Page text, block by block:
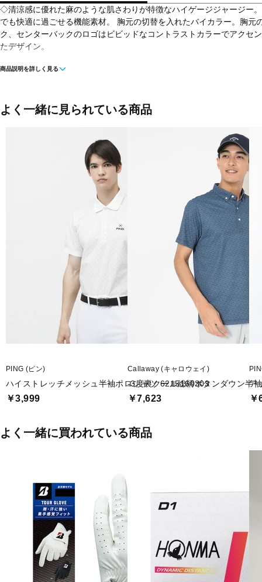
◇清涼感に優れた麻のような肌さわりが特徴なハイゲージジャージー
でも快適に過ごせる機能素材。 胸元の切替を入れたバイカラー。胸元
ク、センターバックのロゴはビビッドなコントラストカラーでアクセ
たデザイン。
■カラー(メーカー表記)：
■メーカー型番：0388966477, 0388966491, 0388966507,
0388966521, 0388966545, 0388966552, 0388966569
商品説明を詳しく見る
よく一緒に見られている商品
PING (ピン)
ハイストレッチメッシュ半袖ポロシャツ 6215160303
￥3,999
Callaway (キャロウェイ)
-3度裏クール総柄ボタンダウン半
￥7,623
ア
￥
よく一緒に買われている商品